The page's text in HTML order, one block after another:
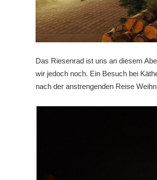
Das Riesenrad ist uns an diesem
wir jedoch noch. Ein Besuch bei
nach der anstrengenden Reise